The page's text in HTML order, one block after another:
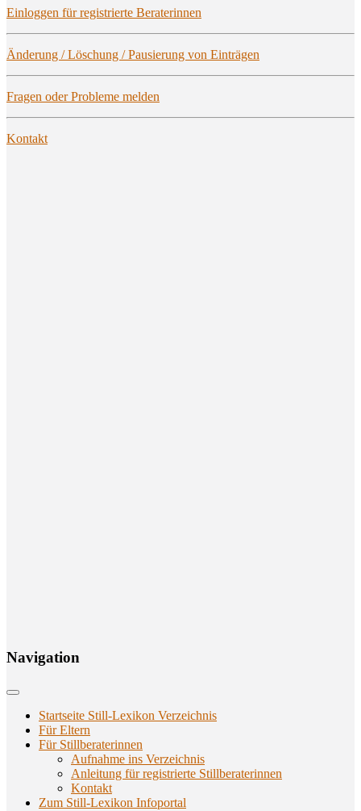
Ein­log­gen für regis­trier­te Beraterinnen
Ände­rung / Löschung / Pau­sie­rung von Einträgen
Fra­gen oder Pro­ble­me melden
Kon­takt
Navi­ga­ti­on
Startseite Still-Lexikon Verzeichnis
Für Eltern
Für Stillberaterinnen
Aufnahme ins Verzeichnis
Anlei­tung für regis­trier­te Stillberaterinnen
Kon­takt
Zum Still-Lexikon Infoportal